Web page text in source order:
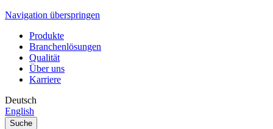
Navigation überspringen
Produkte
Branchenlösungen
Qualität
Über uns
Karriere
Deutsch
English
Suche